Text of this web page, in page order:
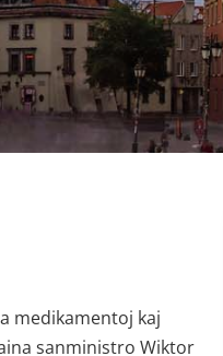
medikamentoj kaj
sanministro Wiktor